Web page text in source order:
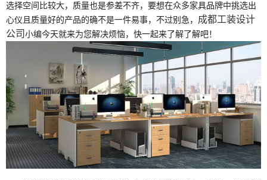
选择空间比较大，质量也是参差不齐，要想在众多家具品牌中挑选出
心仪且质量好的产品的确不是一件易事，不过别急， 成都工装设计
公司小编今天就来为您解决烦恼，快一起来了解了解吧！